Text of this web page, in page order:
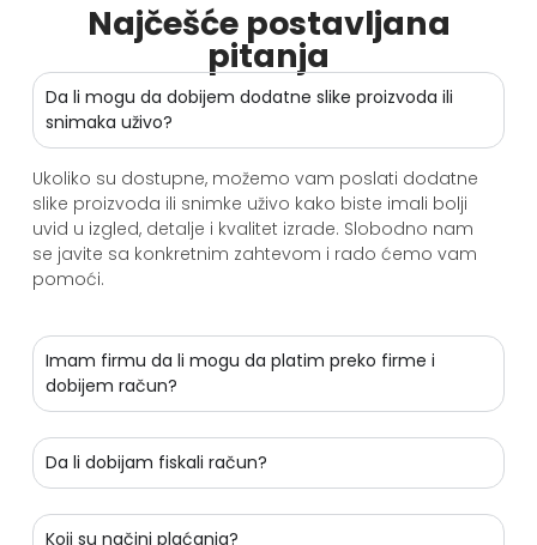
Najčešće postavljana
pitanja
Da li mogu da dobijem dodatne slike proizvoda ili
snimaka uživo?
Ukoliko su dostupne, možemo vam poslati dodatne
slike proizvoda ili snimke uživo kako biste imali bolji
uvid u izgled, detalje i kvalitet izrade. Slobodno nam
se javite sa konkretnim zahtevom i rado ćemo vam
pomoći.
Imam firmu da li mogu da platim preko firme i
dobijem račun?
Da li dobijam fiskali račun?
Koji su načini plaćanja?